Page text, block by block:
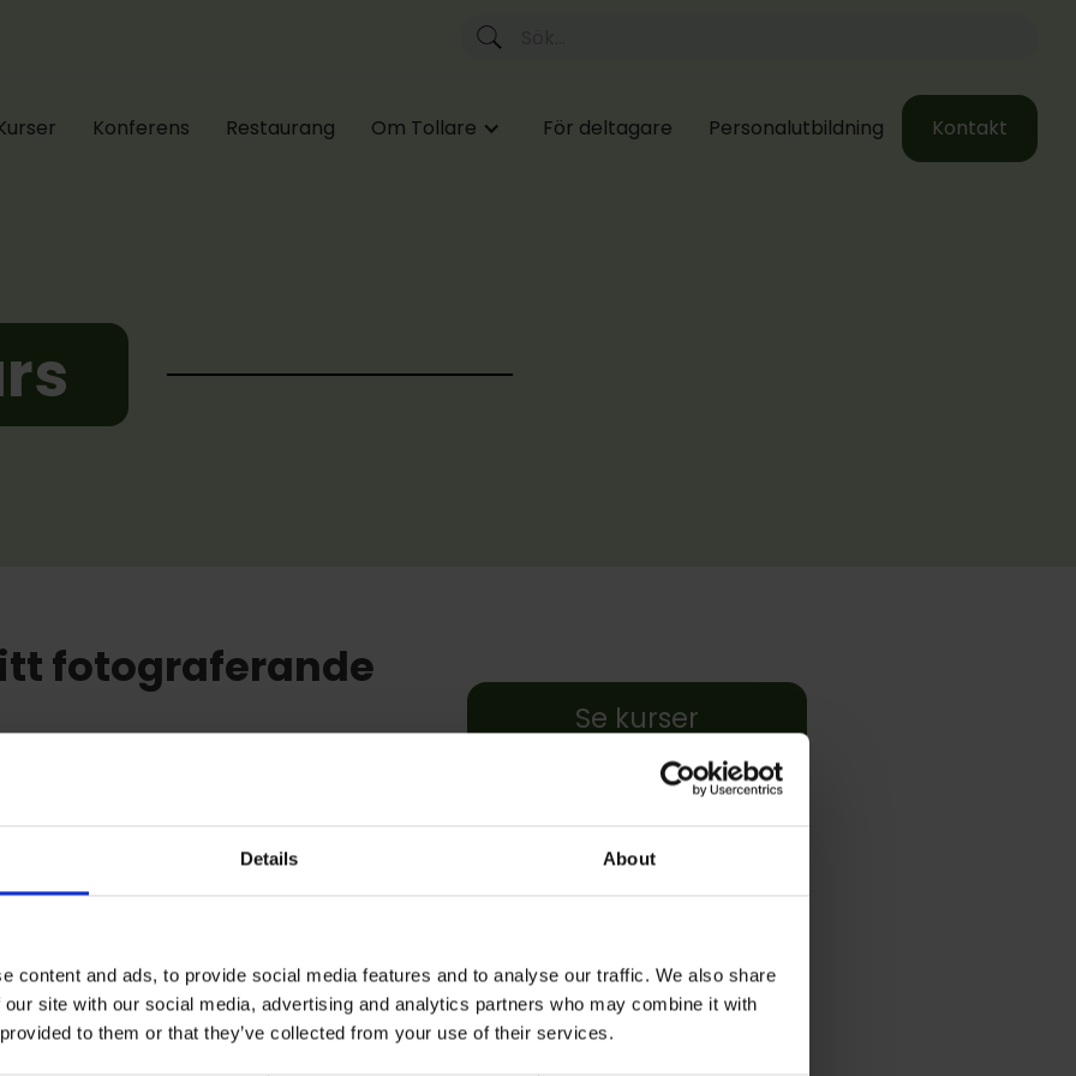
Details About
content and ads, to provide social media features and to analyse our traffic. We also share
site with our social media, advertising and analytics partners who may combine it with
to them or that they’ve collected from your use of their services.
Konferens Restaurang Om Tollare För deltagare Personalutbildning Kontakt
fotograferande
studera på distans och den tekniska
enklare. På Tollare folkhögskola
i distansform. Kurserna är ofta i
livet i övrigt. Vi har
som vårtermin och kurserna gör
får du lära dig
på Tollare folkhögskola behöver du i
till internet. Tollare folkhögskola
en lärplattform är som ett klassrum i
Se kurser